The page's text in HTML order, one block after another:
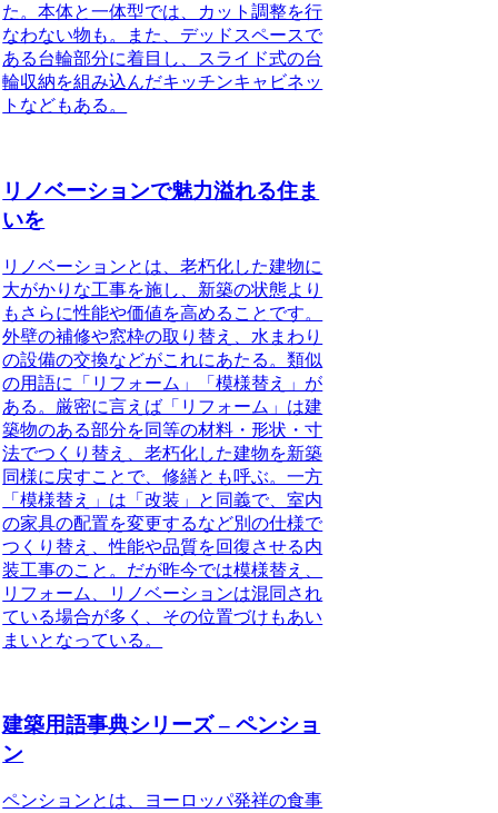
た。本体と一体型では、カット調整を行
なわない物も。また、デッドスペースで
ある台輪部分に着目し、スライド式の台
輪収納を組み込んだキッチンキャビネッ
トなどもある。
リノベーションで魅力溢れる住ま
いを
リノベーションとは、老朽化した建物に
大がかりな工事を施し、新築の状態より
もさらに性能や価値を高めること です。
外壁の補修や窓枠の取り替え、水まわり
の設備の交換などがこれにあたる。類似
の用語に「リフォーム」「模様替え」が
ある。厳密に言えば「リフォーム」は建
築物のある部分を同等の材料・形状・寸
法でつくり替え、老朽化した建物を新築
同様に戻すことで、修繕とも呼ぶ。一方
「模様替え」は「改装」と同義で、室内
の家具の配置を変更するなど別の仕様で
つくり替え、性能や品質を回復させる内
装工事のこと。だが昨今では模様替え、
リフォーム、リノベーションは混同され
ている場合が多く、その位置づけもあい
まいとなっている。
建築用語事典シリーズ – ペンショ
ン
ペンションとは、ヨーロッパ発祥の食事